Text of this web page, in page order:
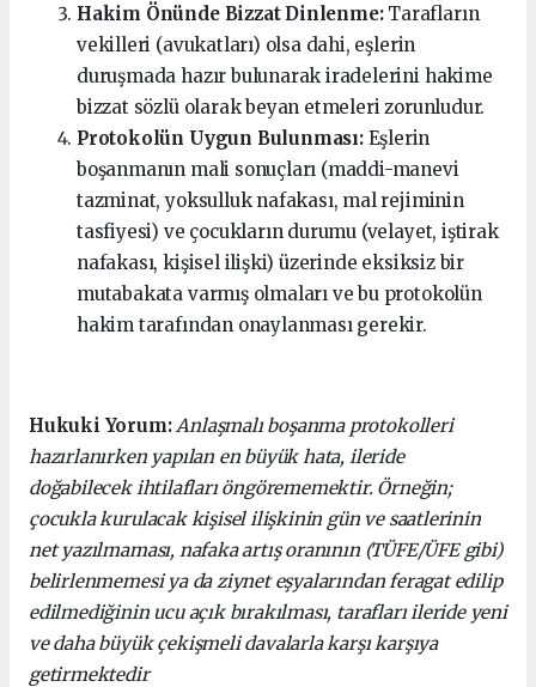
Hakim Önünde Bizzat Dinlenme:Tarafların
vekilleri (avukatları) olsa dahi, eşlerin
duruşmada hazır bulunarak iradelerini hakime
bizzat sözlü olarak beyan etmeleri zorunludur.
Protokolün Uygun Bulunması:Eşlerin
boşanmanın mali sonuçları (maddi-manevi
tazminat, yoksulluk nafakası, mal rejiminin
tasfiyesi) ve çocukların durumu (velayet, iştirak
nafakası, kişisel ilişki) üzerinde eksiksiz bir
mutabakata varmış olmaları ve bu protokolün
hakim tarafından onaylanması gerekir.
Hukuki Yorum: Anlaşmalı boşanma protokolleri
hazırlanırken yapılan en büyük hata, ileride
doğabilecek ihtilafları öngörememektir. Örneğin;
çocukla kurulacak kişisel ilişkinin gün ve saatlerinin
net yazılmaması, nafaka artış oranının (TÜFE/ÜFE gibi)
belirlenmemesi ya da ziynet eşyalarından feragat edilip
edilmediğinin ucu açık bırakılması, tarafları ileride yeni
ve daha büyük çekişmeli davalarla karşı karşıya
getirmektedir